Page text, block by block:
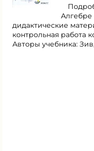
Алгебре
дидактические
контрольная работа
Авторы учебника: